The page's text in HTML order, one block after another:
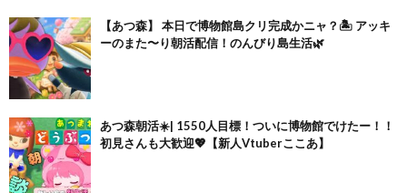
【あつ森】 本日で博物館島クリ完成かニャ？🏝️ アッキ
ーのまた〜り朝活配信！のんびり島生活🌿
あつ森朝活☀️| 1550人目標！ついに博物館でけたー！！
初見さんも大歓迎💖【新人Vtuberここあ】